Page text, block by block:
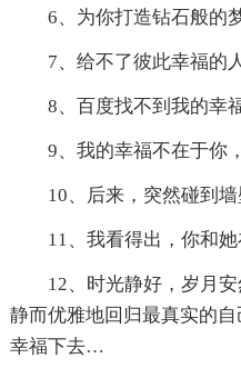
6、为你打造钻石般的
7、给不了彼此幸福的
8、百度找不到我的幸
9、我的幸福不在于你
10、后来，突然碰到
11、我看得出，你和
12、时光静好，岁月
静而优雅地回归最真实的
幸福下去…